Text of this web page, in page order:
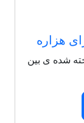
هزاره
125 شاعر شناخته شده ی بین